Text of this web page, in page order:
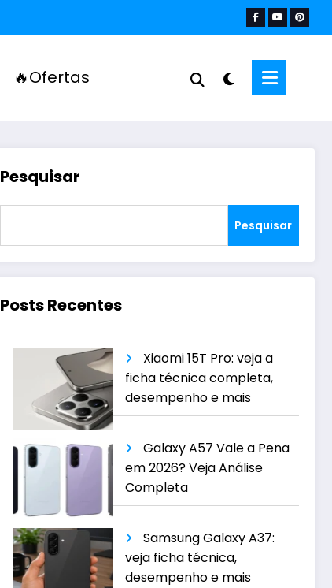
🔥Ofertas
Pesquisar
Pesquisar
Posts Recentes
Xiaomi 15T Pro: veja a
ficha técnica completa,
desempenho e mais
Galaxy A57 Vale a Pena
em 2026? Veja Análise
Completa
Samsung Galaxy A37:
veja ficha técnica,
desempenho e mais